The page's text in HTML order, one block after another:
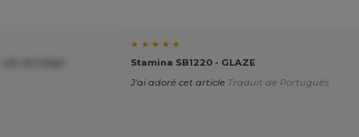
★ ★ ★ ★ ★
Stamina SB1220 - GLAZE
J'ai adoré cet article Traduit de Português